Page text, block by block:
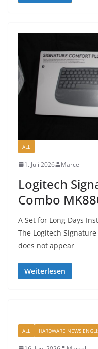
ALL
1. Juli 2026 Marcel
Logitech
Combo
A Set for Long Days
The Logitech
does not appear
Weiterlesen
ALL HARDWARE NEWS